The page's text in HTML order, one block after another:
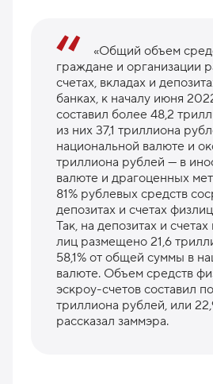
«Общий объем
граждане и организации
счетах, вкладах и
банках, к началу июня
составил более 48,2
из них 37,1 триллиона
национальной валюте и
триллиона рублей — в
валюте и драгоценных
81% рублевых средств
депозитах и счетах
Так, на депозитах и
лиц размещено 21,6
58,1% от общей суммы в
валюте. Объем средств
эскроу-счетов составил
триллиона рублей, или
рассказал заммэра.